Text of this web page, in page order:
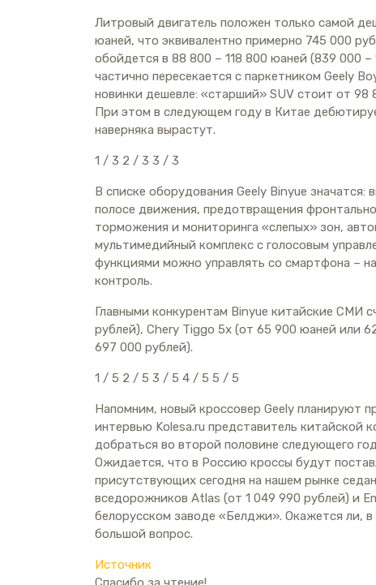
Литровый двигатель положен только самой
юаней, что эквивалентно примерно 745 000
обойдется в 88 800 – 118 800 юаней (839 000
частично пересекается с паркетником Geely
новинки дешевле: «старший» SUV стоит от
При этом в следующем году в Китае
наверняка вырастут.
1 / 3 2 / 3 3 / 3
В списке оборудования Geely Binyue
полосе движения, предотвращения
торможения и мониторинга «слепых» зон,
мультимедийный комплекс с голосовым
функциями можно управлять со смартфона –
контроль.
Главными конкурентам Binyue китайские СМИ
рублей), Chery Tiggo 5x (от 65 900 юаней или
697 000 рублей).
1 / 5 2 / 5 3 / 5 4 / 5 5 / 5
Напомним, новый кроссовер Geely планируют
интервью Kolesa.ru представитель китайской
добраться во второй половине следующего
Ожидается, что в Россию кроссы будут
присутствующих сегодня на нашем рынке
вседорожников Atlas (от 1 049 990 рублей) и
белорусском заводе «Белджи». Окажется ли,
большой вопрос.
Источник